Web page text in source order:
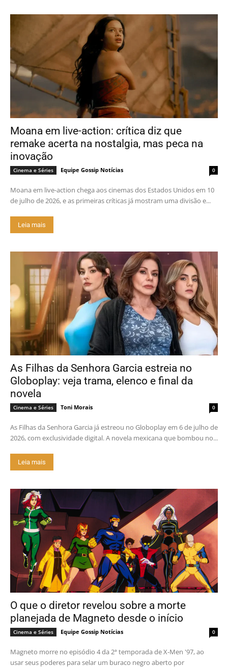
Moana em live-action: crítica diz que
remake acerta na nostalgia, mas peca na
inovação
Cinema e Séries Equipe Gossip Notícias 0
Moana em live-action chega aos cinemas dos Estados Unidos em 10
de julho de 2026, e as primeiras críticas já mostram uma divisão e...
Leia mais
As Filhas da Senhora Garcia estreia no
Globoplay: veja trama, elenco e final da
novela
Cinema e Séries Toni Morais 0
As Filhas da Senhora Garcia já estreou no Globoplay em 6 de julho de
2026, com exclusividade digital. A novela mexicana que bombou no...
Leia mais
O que o diretor revelou sobre a morte
planejada de Magneto desde o início
Cinema e Séries Equipe Gossip Notícias 0
Magneto morre no episódio 4 da 2ª temporada de X-Men '97, ao
usar seus poderes para selar um buraco negro aberto por